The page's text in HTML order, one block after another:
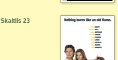
Skaitlis 23